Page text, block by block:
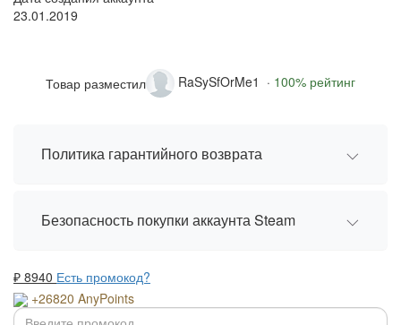
23.01.2019
Товар разместил RaSySfOrMe1 · 100% рейтинг
Политика гарантийного возврата
Безопасность покупки аккаунта Steam
₽ 8940 Есть промокод?
+26820 AnyPoints